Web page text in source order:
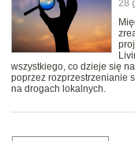
28
wszystkiego, co dzieje się
poprzez rozprzestrzenianie
na drogach lokalnych.